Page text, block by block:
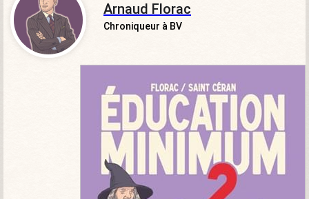
Arnaud Florac
Chroniqueur à BV